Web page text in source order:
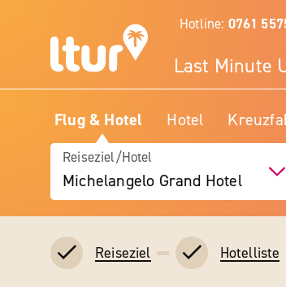
Hotline: 0761
Last Minute
Flug & Hotel Hotel
Reiseziel/Hotel
Michelangelo Grand Hotel
Reiseziel Hotelliste